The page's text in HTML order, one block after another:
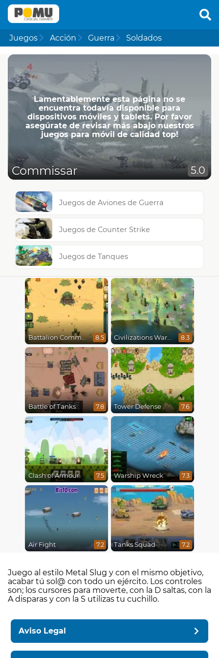
Juegos Acción Guerra Soldados
Lamentablemente esta página no se
encuentra todavía disponible para
dispositivos móviles y tablets. Por favor
asegúrate de revisar más abajo nuestros
juegos para móvil de calidad top!
Commissar 5.0
Juegos de Aviones de Guerra
Juegos de Counter Strike
Juegos de Tanques
Battalion Commander 8.5 Civilizations Wars Master Edition 8.3
Battle of Tanks 7.8 Tower Defense 7.6
Clash of Armour 7.5 Warship Wreck 7.3
Air Fight 7.2 Tanks Squad 7.2
Juego al estilo Metal Slug y con el mismo objetivo,
acabar tú sol@ con todo un ejército. Los controles
son; los cursores para moverte, con la D saltas, con la
A disparas y con la S utilizas tu cuchillo.
Aviso Legal